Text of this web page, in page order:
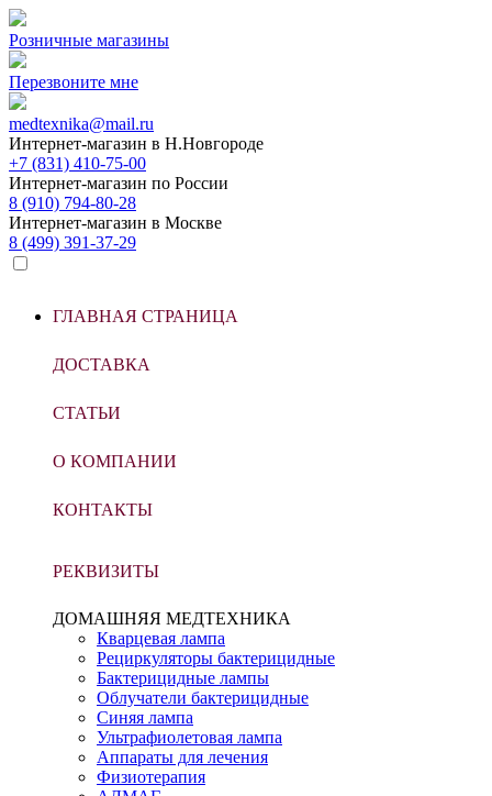
Розничные магазины
Перезвоните мне
medtexnika@mail.ru
Интернет-магазин в Н.Новгороде
+7 (831) 410-75-00
Интернет-магазин по России
8 (910) 794-80-28
Интернет-магазин в Москве
8 (499) 391-37-29
ГЛАВНАЯ СТРАНИЦА
ДОСТАВКА
СТАТЬИ
О КОМПАНИИ
КОНТАКТЫ
РЕКВИЗИТЫ
ДОМАШНЯЯ МЕДТЕХНИКА
Кварцевая лампа
Рециркуляторы бактерицидные
Бактерицидные лампы
Облучатели бактерицидные
Синяя лампа
Ультрафиолетовая лампа
Аппараты для лечения
Физиотерапия